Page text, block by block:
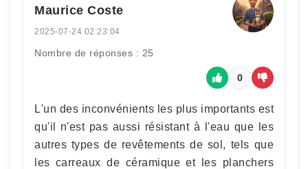
Maurice Coste
2025-07-24 02:23:04
Nombre de réponses : 25
0
L'un des inconvénients les plus importants est
qu'il n'est pas aussi résistant à l'eau que les
autres types de revêtements de sol, tels que
les carreaux de céramique et les planchers